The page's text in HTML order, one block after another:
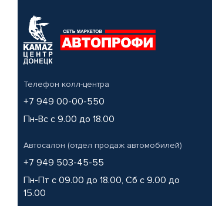
Телефон колл-центра
+7 949 00-00-550
Пн-Вс с 9.00 до 18.00
Автосалон (отдел продаж автомобилей)
+7 949 503-45-55
Пн-Пт с 09.00 до 18.00, Сб с 9.00 до
15.00